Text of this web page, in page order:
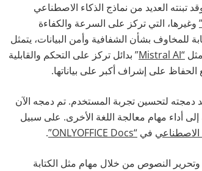
تبنته العديد من نماذج الذكاء الاصطناعي
وغيرها، التي تركز على السرعة والكفاءة
للمخاوف بشأن الشفافية وأمن البيانات، يتمثل
“Mistral AI
” بدائل تركز على التحكم والقابلية
على إشراف أكبر على بياناتها.
دمجته لتحسين تجربة المستخدم. تم دمجه الآن
إلى أداء مهام معالجة اللغة الأخرى. على سبيل
في “ONLYOFFICE Docs”
.
وتحرير النصوص من خلال مهام مثل الكتابة